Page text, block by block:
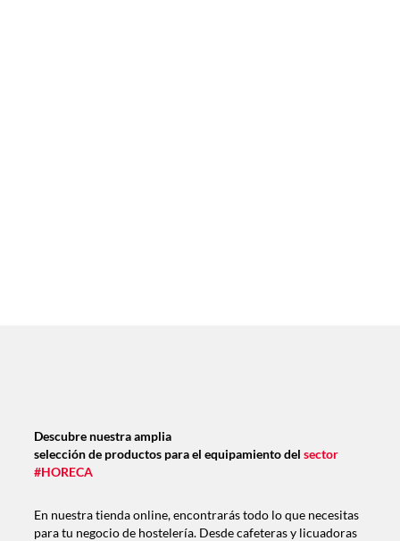
Descubre nuestra amplia
selección de productos para el equipamiento del sector
#HORECA
En nuestra tienda online, encontrarás todo lo que necesitas
para tu negocio de hostelería. Desde cafeteras y licuadoras